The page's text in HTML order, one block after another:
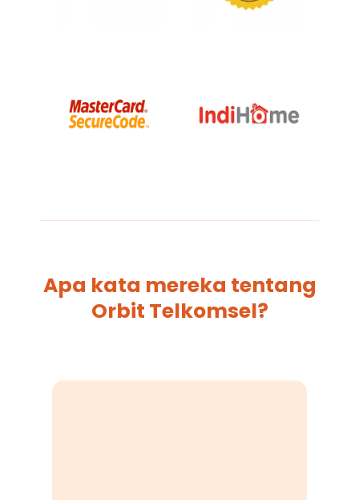
Apa kata mereka tentang
Orbit Telkomsel?